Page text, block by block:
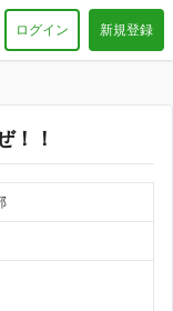
ログイン 新規登録
！！